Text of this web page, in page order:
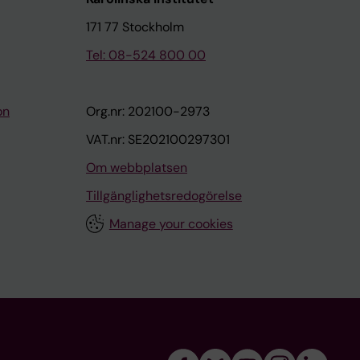
171 77 Stockholm
Tel: 08-524 800 00
Org.nr: 202100-2973
VAT.nr: SE202100297301
Om webbplatsen
Tillgänglighetsredogörelse
Manage your cookies